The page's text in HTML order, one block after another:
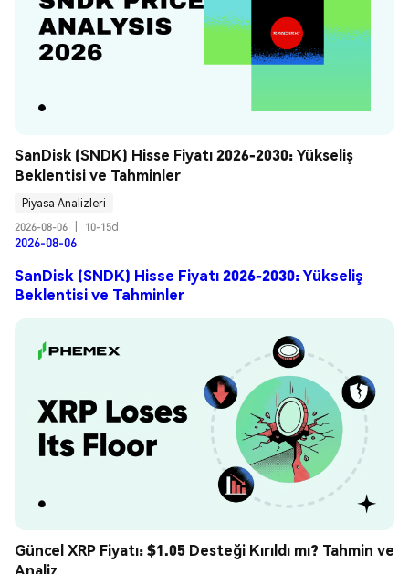
SanDisk (SNDK) Hisse Fiyatı 2026-2030: Yükseliş
Beklentisi ve Tahminler
Piyasa Analizleri
2026-08-06
10-15d
2026-08-06
SanDisk (SNDK) Hisse Fiyatı 2026-2030: Yükseliş
Beklentisi ve Tahminler
Güncel XRP Fiyatı: $1.05 Desteği Kırıldı mı? Tahmin ve
Analiz